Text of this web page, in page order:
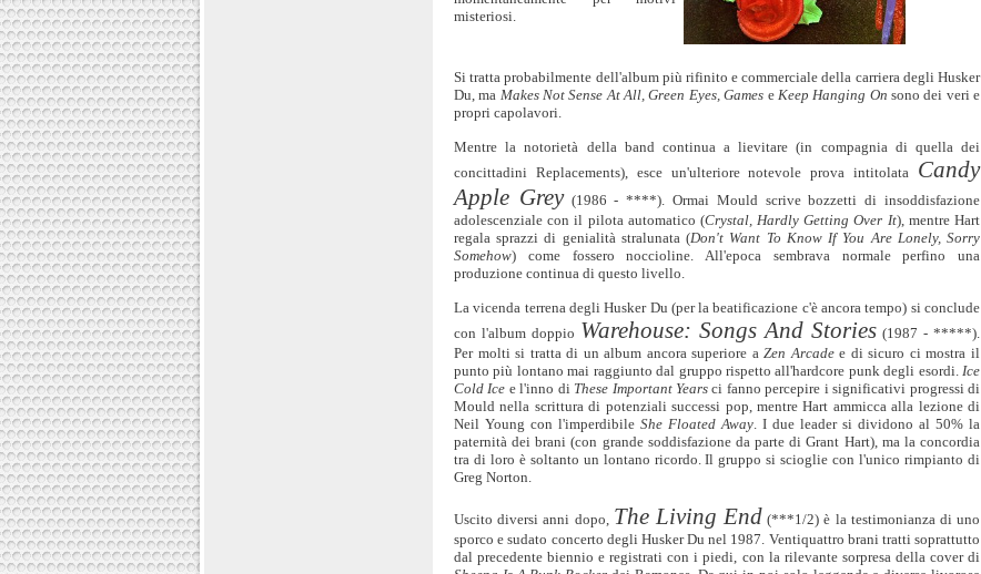
misteriosi.
Si tratta probabilmente dell'album più rifinito e commerciale della carriera degli Husker
Du, ma Makes Not Sense At All, Green Eyes, Games e Keep Hanging On sono dei veri e
propri capolavori.
Mentre la notorietà della band continua a lievitare (in compagnia di quella dei
concittadini Replacements), esce un'ulteriore notevole prova intitolata Candy
Apple Grey(1986 - ****). Ormai Mould scrive bozzetti di insoddisfazione
adolescenziale con il pilota automatico (Crystal, Hardly Getting Over It), mentre Hart
regala sprazzi di genialità stralunata (Don't Want To Know If You Are Lonely, Sorry
Somehow) come fossero noccioline. All'epoca sembrava normale perfino una
produzione continua di questo livello.
La vicenda terrena degli Husker Du (per la beatificazione c'è ancora tempo) si conclude
con l'album doppio Warehouse: Songs And Stories (1987 - *****).
Per molti si tratta di un album ancora superiore aZen Arcadee di sicuro ci mostra il
punto più lontano mai raggiunto dal gruppo rispetto all'hardcore punk degli esordi. Ice
Cold Ice e l'inno di These Important Years ci fanno percepire i significativi progressi di
Mould nella scrittura di potenziali successi pop, mentre Hart ammicca alla lezione di
Neil Young con l'imperdibile She Floated Away . I due leader si dividono al 50% la
paternità dei brani (con grande soddisfazione da parte di Grant Hart), ma la concordia
tra di loro è soltanto un lontano ricordo. Il gruppo si scioglie con l'unico rimpianto di
Greg Norton.
Uscito diversi anni dopo, The Living End (***1/2) è la testimonianza di uno
sporco e sudato concerto degli Husker Du nel 1987. Ventiquattro brani tratti soprattutto
dal precedente biennio e registrati con i piedi, con la rilevante sorpresa della cover di